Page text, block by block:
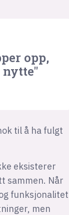
opp,
nytte"
til å ha fulgt
eksisterer
sammen. Når
funksjonalitet
men